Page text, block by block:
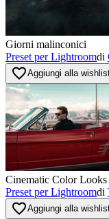
Giorni malinconici
Preset per Lightroomdi
favorite_borderAggiungi alla
Cinematic Color Looks
Preset per Lightroomdi
favorite_borderAggiungi alla